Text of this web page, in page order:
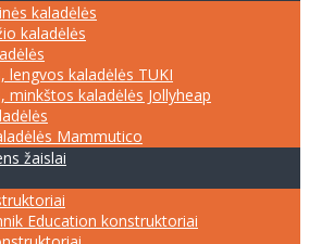
kaladėlės
kaladėlės
lengvos kaladėlės TUKI
minkštos kaladėlės Jollyheap
Mammutico
žaislai
Education konstruktoriai